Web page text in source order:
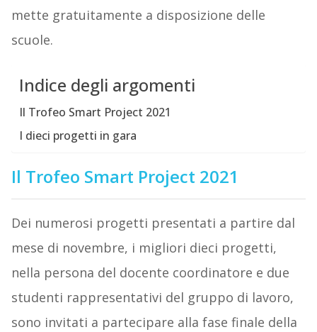
mette gratuitamente a disposizione delle
scuole.
Indice degli argomenti
Il Trofeo Smart Project 2021
I dieci progetti in gara
Il Trofeo Smart Project 2021
Dei numerosi progetti presentati a partire dal
mese di novembre, i migliori dieci progetti,
nella persona del docente coordinatore e due
studenti rappresentativi del gruppo di lavoro,
sono invitati a partecipare alla fase finale della